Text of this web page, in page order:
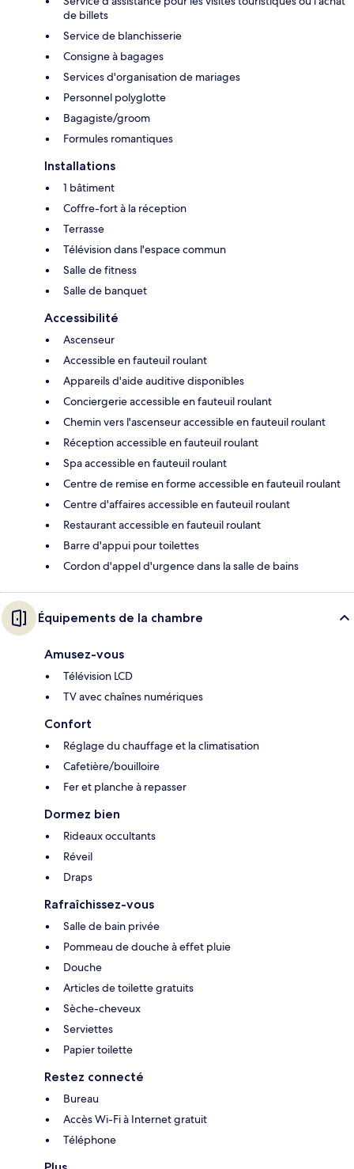
de billets
Service de blanchisserie
Consigne à bagages
Services d'organisation de mariages
Personnel polyglotte
Bagagiste/groom
Formules romantiques
Installations
1 bâtiment
Coffre-fort à la réception
Terrasse
Télévision dans l'espace commun
Salle de fitness
Salle de banquet
Accessibilité
Ascenseur
Accessible en fauteuil roulant
Appareils d'aide auditive disponibles
Conciergerie accessible en fauteuil roulant
Chemin vers l'ascenseur accessible en fauteuil roulant
Réception accessible en fauteuil roulant
Spa accessible en fauteuil roulant
Centre de remise en forme accessible en fauteuil roulant
Centre d'affaires accessible en fauteuil roulant
Restaurant accessible en fauteuil roulant
Barre d'appui pour toilettes
Cordon d'appel d'urgence dans la salle de bains
Équipements de la chambre
Amusez-vous
Télévision LCD
TV avec chaînes numériques
Confort
Réglage du chauffage et la climatisation
Cafetière/bouilloire
Fer et planche à repasser
Dormez bien
Rideaux occultants
Réveil
Draps
Rafraîchissez-vous
Salle de bain privée
Pommeau de douche à effet pluie
Douche
Articles de toilette gratuits
Sèche-cheveux
Serviettes
Papier toilette
Restez connecté
Bureau
Accès Wi-Fi à Internet gratuit
Téléphone